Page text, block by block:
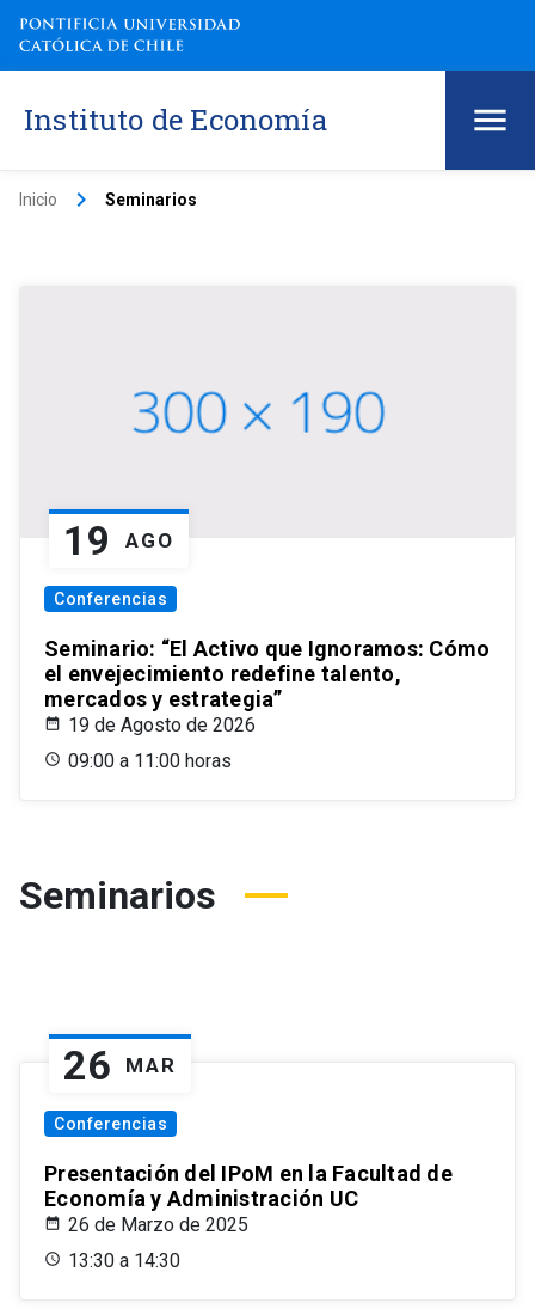
Instituto de Economía
Inicio keyboard_arrow_right Seminarios
19 AGO
Conferencias
Seminario: “El Activo que Ignoramos: Cómo
el envejecimiento redefine talento,
mercados y estrategia”
19 de Agosto de 2026
09:00 a 11:00 horas
Seminarios
26 MAR
Conferencias
Presentación del IPoM en la Facultad de
Economía y Administración UC
26 de Marzo de 2025
13:30 a 14:30